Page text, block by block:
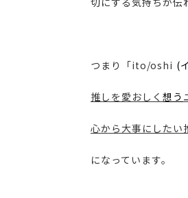
つまり 「ito/oshi (
推しを愛おしく想う
心から大事にしたい
になっています。